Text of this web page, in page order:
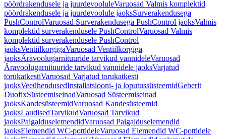
pöördrakendusele ja juurdevooluleVaruosad Valmis komplektid
pöördrakendusele ja juurdevoolule jaoksSurverakendusega
PushControlVaruosad Surverakendusega PushControl jaoksValmis
komplektid surverakendusele PushControlVaruosad Valmis
komplektid surverakendusele PushControl
jaoksVentiilkorgigaVaruosad Ventiilkorgiga
jaoksÄravoolugarnituuride tarvikud vannideleVaruosad
Äravoolugarnituuride tarvikud vannidele jaoksVarjatud
torukatkestiVaruosad Varjatud torukatkesti
jaoksVeeühendusedInstallatsiooni- ja loputussüsteemidGeberit
DuofixSüsteemiseinadVaruosad Süsteemiseinad
jaoksKandesüsteemidVaruosad Kandesüsteemid
jaoksLaudisedTarvikudVaruosad Tarvikud
jaoksPaigalduselemendidVaruosad Paigalduselemendid
jaoksElemendid WC-pottideleVaruosad Elemendid WC-pottidele